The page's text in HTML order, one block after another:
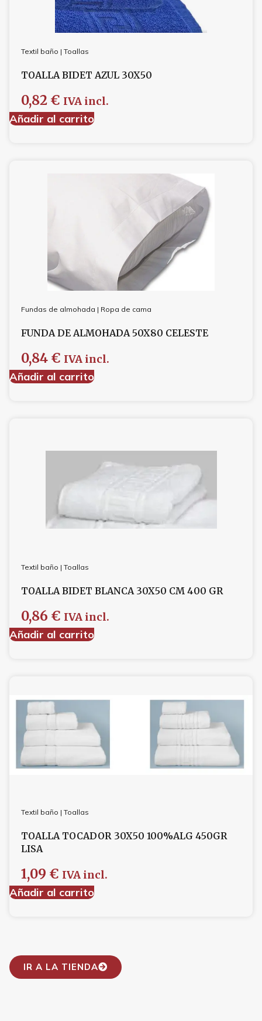
Textil baño | Toallas
TOALLA BIDET AZUL 30X50
0,82 € IVA incl.
Añadir al carrito
Fundas de almohada | Ropa de cama
FUNDA DE ALMOHADA 50X80 CELESTE
0,84 € IVA incl.
Añadir al carrito
Textil baño | Toallas
TOALLA BIDET BLANCA 30X50 CM 400 GR
0,86 € IVA incl.
Añadir al carrito
Textil baño | Toallas
TOALLA TOCADOR 30X50 100%ALG 450GR
LISA
1,09 € IVA incl.
Añadir al carrito
IR A LA TIENDA